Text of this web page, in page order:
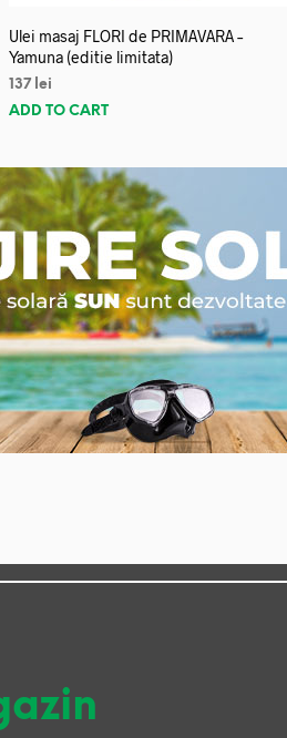
Ulei masaj FLORI de PRIMAVARA –
Yamuna (editie limitata)
137 lei
ADD TO CART